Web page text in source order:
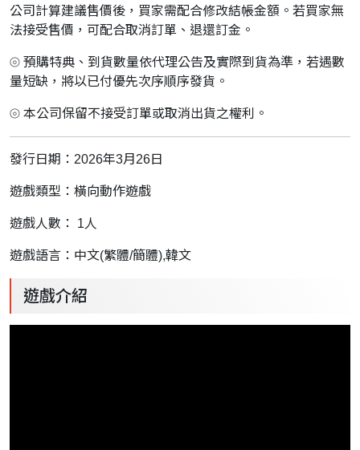
公司計算建議售價後，買家需配合修改結帳金額。若買家無
法接受售價，可配合取消訂單、退還訂金。
⦾ 預購特典、到貨數量依代理公告及實際到貨為準，若遇數
量短缺，將以已付優先次序順序發貨。
⦾ 本公司保留不接受訂單或取消出貨之權利。
發行日期：2026年3月26日
遊戲類型：橫向動作遊戲
遊戲人數： 1人
遊戲語言：中文(繁體/簡體),韓文
遊戲介紹